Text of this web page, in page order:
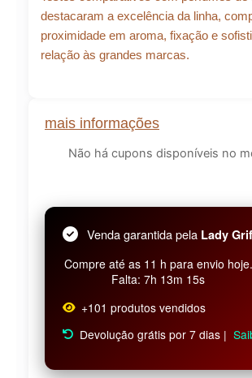
mais informações
Não há cupons disponíveis no
Venda garantida pela Lady
Compre até as 11 h para envio hoje.
Falta: 7h 13m 15s
+101 produtos vendidos
Devolução grátis por 7 dias |
destacaram a excelência da linha,
proximidade em aroma, fixação e
relação às grandes marcas.